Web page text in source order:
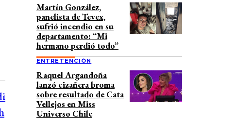
Martín González,
panelista de Tevex,
sufrió incendio en su
departamento: “Mi
hermano perdió todo”
ENTRETENCIÓN
Raquel Argandoña
lanzó cizañera broma
sobre resultado de Cata
Vellejos en Miss
Universo Chile